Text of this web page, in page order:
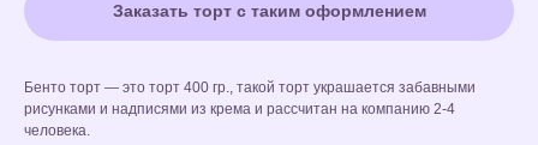
Заказать торт с таким оформлением
Бенто торт — это торт 400 гр., такой торт украшается забавными
рисунками и надписями из крема и рассчитан на компанию 2-4
человека.